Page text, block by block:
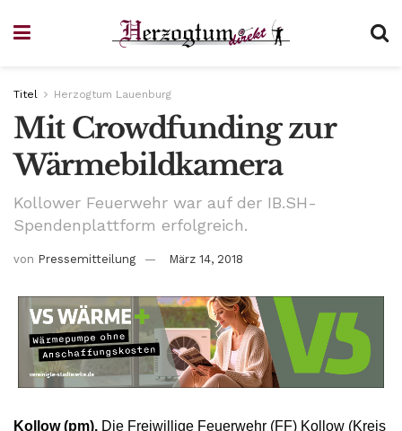
Titel Herzogtum Lauenburg
Mit Crowdfunding zur
Wärmebildkamera
Kollower Feuerwehr war auf der IB.SH-
Spendenplattform erfolgreich.
von Pressemitteilung März 14, 2018
Kollow (pm). Die Freiwillige Feuerwehr (FF) Kollow (Kreis